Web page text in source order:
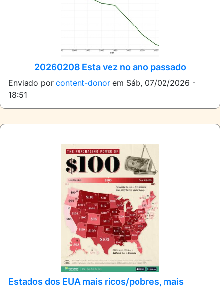
20260208 Esta vez no ano passado
Enviado por content-donor em Sáb, 07/02/2026 -
18:51
Estados dos EUA mais ricos/pobres, mais